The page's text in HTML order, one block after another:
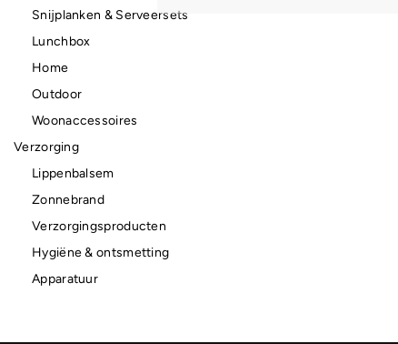
Snijplanken & Serveersets
Lunchbox
Home
Outdoor
Woonaccessoires
Verzorging
Lippenbalsem
Zonnebrand
Verzorgingsproducten
Hygiëne & ontsmetting
Apparatuur